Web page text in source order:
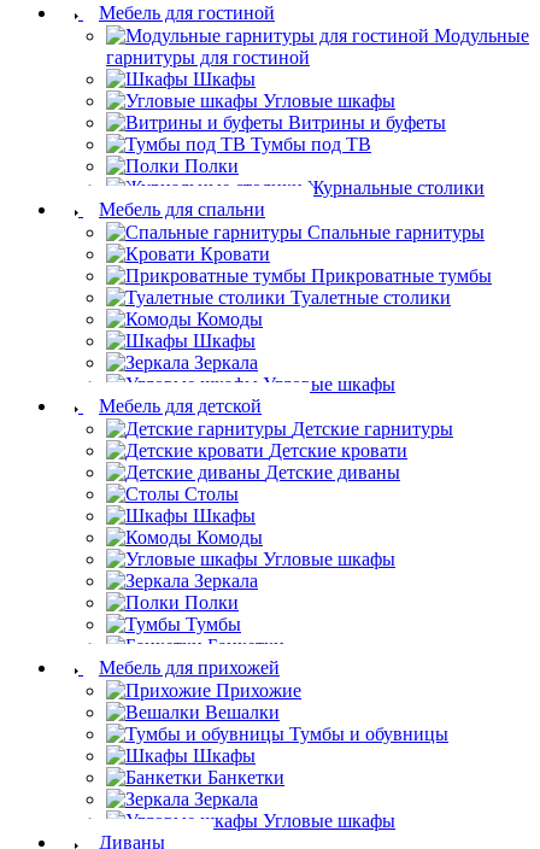
Мебель для гостиной
Модульные
гарнитуры для гостиной
Шкафы
Угловые шкафы
Витрины и буфеты
Тумбы под ТВ
Полки
Журнальные столики
Мебель для спальни
Спальные гарнитуры
Кровати
Прикроватные тумбы
Туалетные столики
Комоды
Шкафы
Зеркала
Угловые шкафы
Мебель для детской
Детские гарнитуры
Детские кровати
Детские диваны
Столы
Шкафы
Комоды
Угловые шкафы
Зеркала
Полки
Тумбы
Банкетки
Мебель для прихожей
Прихожие
Вешалки
Тумбы и обувницы
Шкафы
Банкетки
Зеркала
Угловые шкафы
Диваны